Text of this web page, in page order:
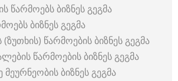
წარმოებს ბიზნეს გეგმა
ბიზნეს გეგმა
(ზუთხის) წარმოების ბიზნეს გეგმა
წარმოების ბიზნეს გეგმა
მეურნეობის ბიზნეს გეგმა